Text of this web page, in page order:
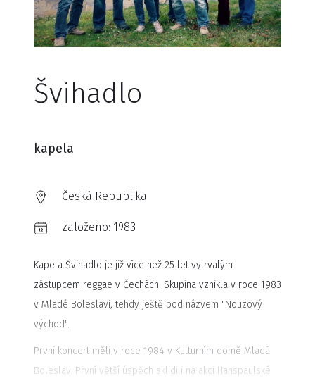
Švihadlo
kapela
Česká Republika
založeno: 1983
Kapela Švihadlo je již více než 25 let vytrvalým
zástupcem reggae v Čechách. Skupina vznikla v roce 1983
v Mladé Boleslavi, tehdy ještě pod názvem "Nouzový
východ".
První koncert měli v roce 1984 v Kulturním domě Mladá
Boleslav. První větší úspěch sklidili na akci Hanspaulské